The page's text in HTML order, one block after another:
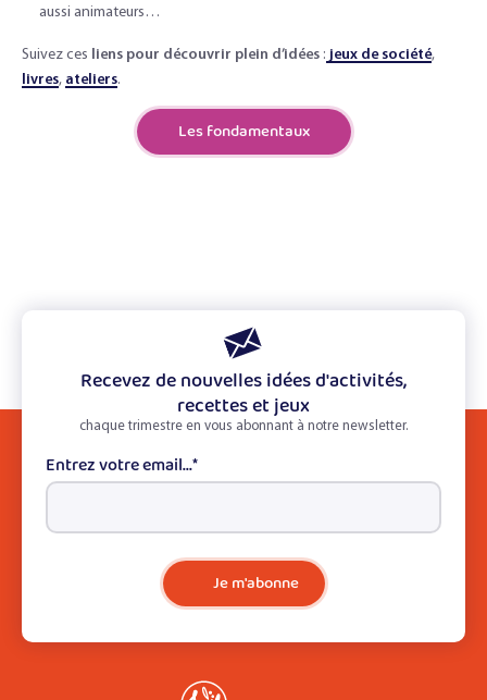
aussi animateurs…
Suivez ces liens pour découvrir plein d’idées : jeux de société,
livres, ateliers.
Les fondamentaux
Recevez de nouvelles idées d'activités,
recettes et jeux
chaque trimestre en vous abonnant à notre newsletter.
Entrez votre email...*
Je m'abonne